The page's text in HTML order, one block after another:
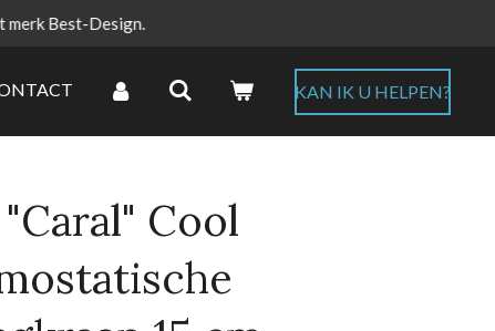
merk Best-Design.
KAN IK U HELPEN?
Cool